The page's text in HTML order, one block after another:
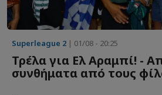
Superleague 2 | 01/08 - 20:25
Τρέλα για Ελ Αραμπί! -
συνθήματα από τους
...